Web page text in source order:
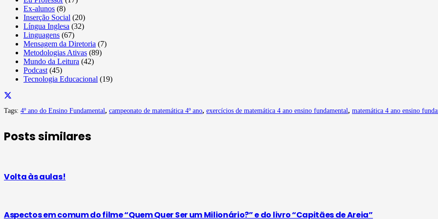
Ex-alunos (8)
Inserção Social (20)
Língua Inglesa (32)
Linguagens (67)
Mensagem da Diretoria (7)
Metodologias Ativas (89)
Mundo da Leitura (42)
Podcast (45)
Tecnologia Educacional (19)
Tags: 4º ano do Ensino Fundamental, campeonato de matemática 4º ano, exercícios de matemática 4 ano ensino fundamental, matemática 4 ano ensino
Posts similares
Volta às aulas!
Aspectos em comum do filme “Quem Quer Ser um Milionário?” e do livro “Capitães de Areia”